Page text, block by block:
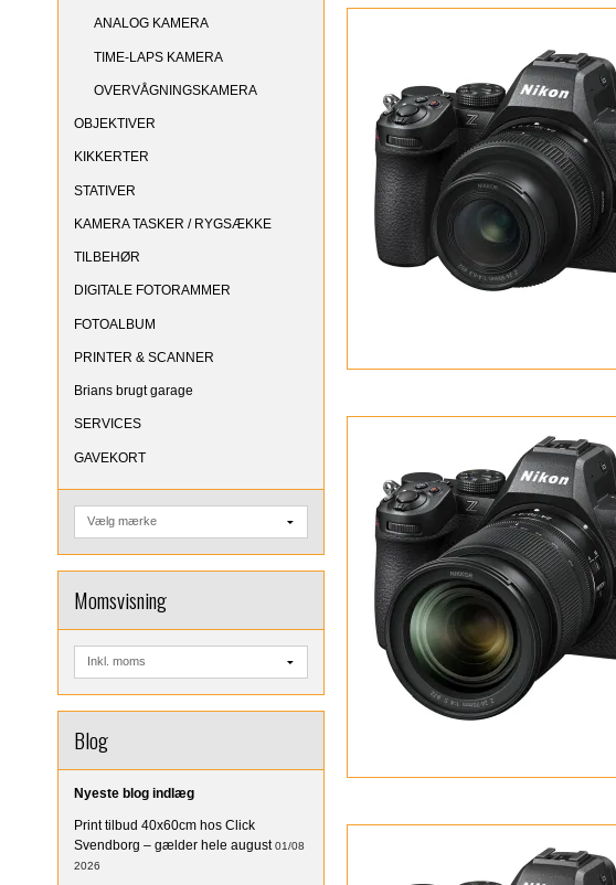
ANALOG KAMERA
TIME-LAPS KAMERA
OVERVÅGNINGSKAMERA
OBJEKTIVER
KIKKERTER
STATIVER
KAMERA TASKER / RYGSÆKKE
TILBEHØR
DIGITALE FOTORAMMER
FOTOALBUM
PRINTER & SCANNER
Brians brugt garage
SERVICES
GAVEKORT
Momsvisning
Blog
Nyeste blog indlæg
Print tilbud 40x60cm hos Click
Svendborg – gælder hele august 01/08
2026